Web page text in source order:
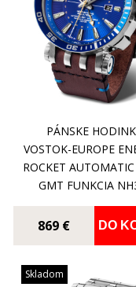
PÁNSKE
VOSTOK-EUROPE
ROCKET
GMT FUNKCIA
575A716
869 € DO
Skladom